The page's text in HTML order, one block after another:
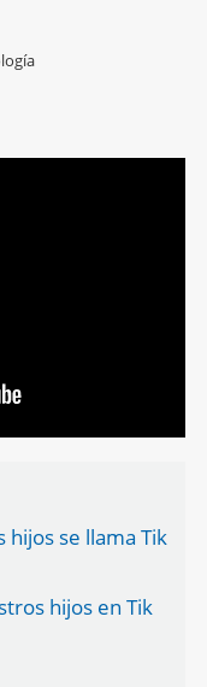
hijos se llama Tik
hijos en Tik